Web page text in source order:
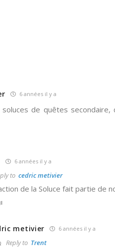
6 années il y a
de quêtes
6 années il y a
to cedric metivier
de la Soluce fait partie de
metivier 6 années il y a
Reply to Trent